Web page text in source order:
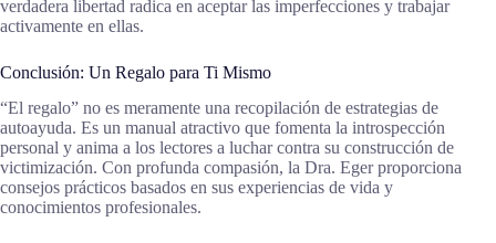
verdadera libertad radica en aceptar las imperfecciones y trabajar
activamente en ellas.
Conclusión: Un Regalo para Ti Mismo
“El regalo” no es meramente una recopilación de estrategias de
autoayuda. Es un manual atractivo que fomenta la introspección
personal y anima a los lectores a luchar contra su construcción de
victimización. Con profunda compasión, la Dra. Eger proporciona
consejos prácticos basados en sus experiencias de vida y
conocimientos profesionales.